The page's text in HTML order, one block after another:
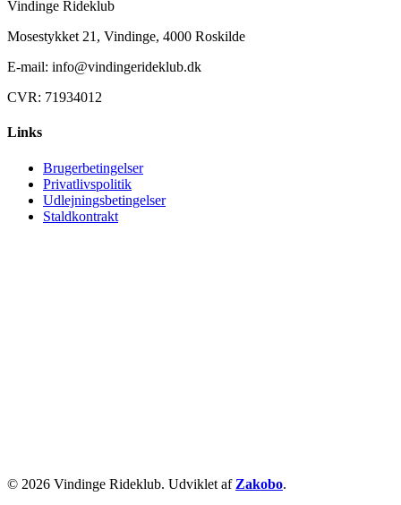
Vindinge Rideklub
Mosestykket 21, Vindinge, 4000 Roskilde
E-mail: info@vindingerideklub.dk
CVR: 71934012
Links
Brugerbetingelser
Privatlivspolitik
Udlejningsbetingelser
Staldkontrakt
© 2026 Vindinge Rideklub. Udviklet af Zakobo.